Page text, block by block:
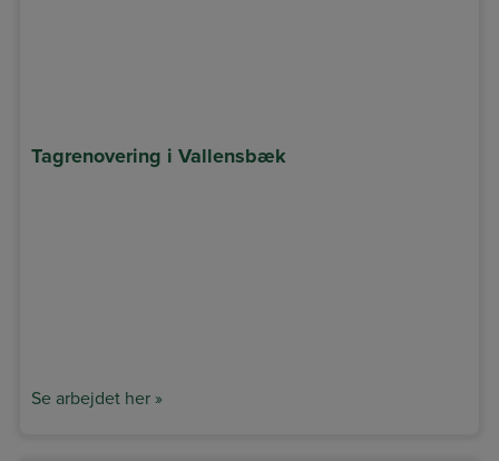
Tagrenovering i Vallensbæk
Se arbejdet her »